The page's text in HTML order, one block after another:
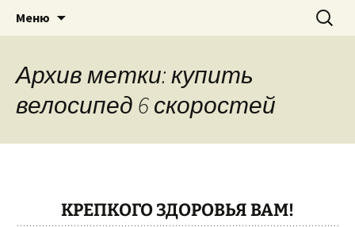
"МЕГА ТОРГ"
Теплицы, велосипеды, электро-
бензоинструмент, бытовая техника
в г. Павлово Нижегородская область,
Муром, Кулебаки, Выкса….
Меню Найти:
Архив метки: купить
велосипед 6 скоростей
КРЕПКОГО ЗДОРОВЬЯ ВАМ!